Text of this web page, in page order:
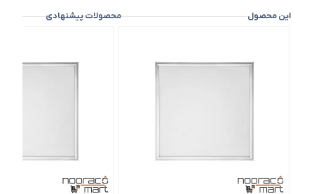
این محصول محصولات پیشنهادی